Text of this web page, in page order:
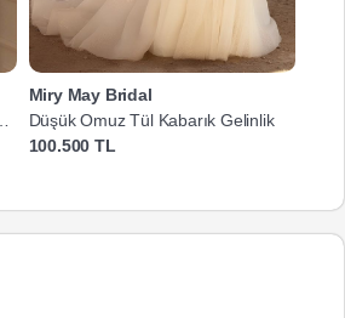
Miry May Bridal
Düşük Omuz Tül Kabarık Gelinlik
100.500 TL